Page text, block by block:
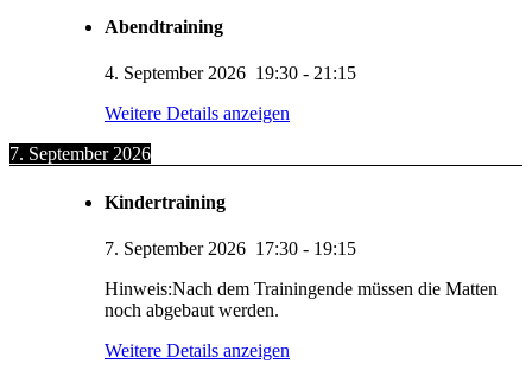
Abendtraining
4. September 2026 19:30 - 21:15
Weitere Details anzeigen
7. September 2026
Kindertraining
7. September 2026 17:30 - 19:15
Hinweis:Nach dem Trainingende müssen die Matten
noch abgebaut werden.
Weitere Details anzeigen